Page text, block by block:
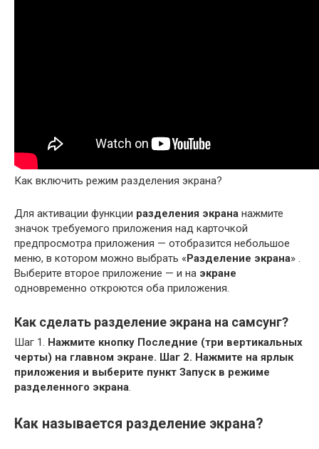
Как включить режим разделения экрана?
Для активации функции разделения экрана нажмите
значок требуемого приложения над карточкой
предпросмотра приложения — отобразится небольшое
меню, в котором можно выбрать « Разделение экрана» .
Выберите второе приложение — и на экране
одновременно откроются оба приложения.
Как сделать разделение экрана на самсунг?
Шаг 1. Нажмите кнопку Последние (три вертикальных
черты) на главном экране. Шаг 2. Нажмите на ярлык
приложения и выберите пункт Запуск в режиме
разделенного экрана.
Как называется разделение экрана?